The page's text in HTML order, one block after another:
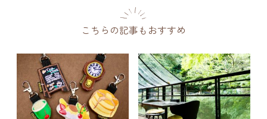
こちらの記事もおすすめ